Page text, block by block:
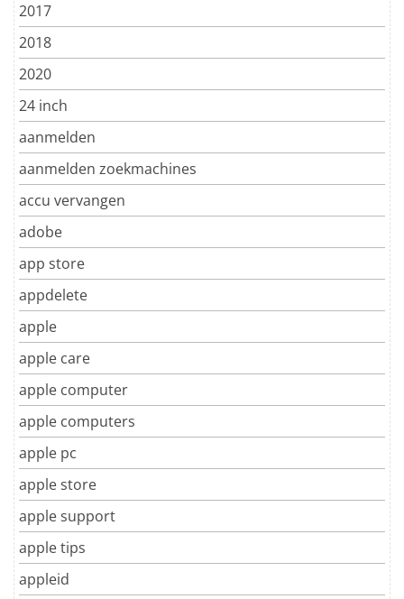
2017
2018
2020
24 inch
aanmelden
aanmelden zoekmachines
accu vervangen
adobe
app store
appdelete
apple
apple care
apple computer
apple computers
apple pc
apple store
apple support
apple tips
appleid